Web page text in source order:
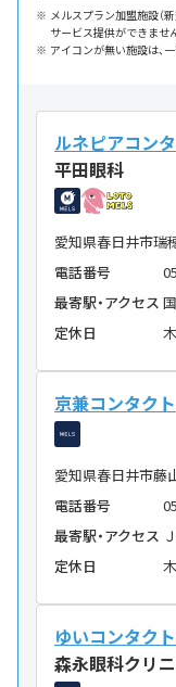
メルスプラン加盟施設（
サービス提供ができませ
アイコンが無い施設は、
ルネピアコン
平田眼科
愛知県春日井市
電話番号
最寄駅・アクセス
定休日
京兼コンタクト
愛知県春日井市藤
電話番号
最寄駅・アクセス
定休日
ゆいコンタク
森永眼科クリ